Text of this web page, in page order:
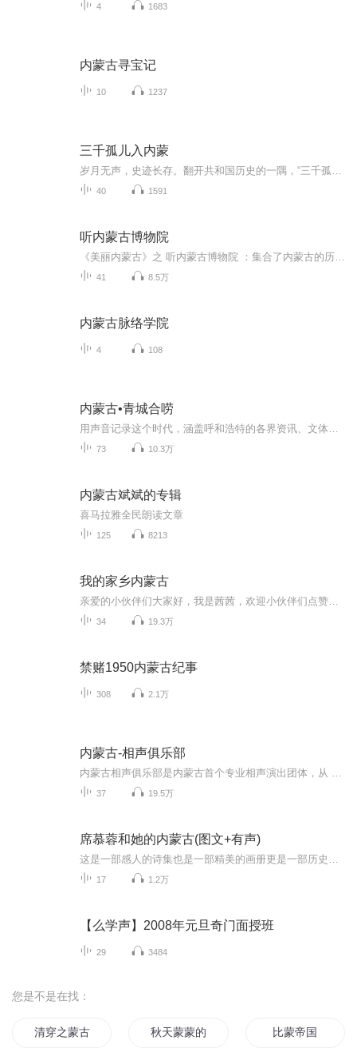
4 1683
内蒙古寻宝记
10 1237
三千孤儿入内蒙
40 1591
听内蒙古博物院
41 8.5万
内蒙古脉络学院
4 108
内蒙古•青城合唠
73 10.3万
内蒙古斌斌的专辑
喜马拉雅全民朗读文章
125 8213
我的家乡内蒙古
34 19.3万
禁赌1950内蒙古纪事
308 2.1万
内蒙古-相声俱乐部
37 19.5万
席慕蓉和她的内蒙古(图文+有声)
17 1.2万
【么学声】2008年元旦奇门面授班
29 3484
您是不是在找：
清穿之蒙古皇后 秋天蒙蒙的雨 比蒙帝国